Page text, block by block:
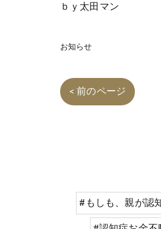
ｂｙ太田マン
お知らせ
< 前のページ
#もしも、親が認